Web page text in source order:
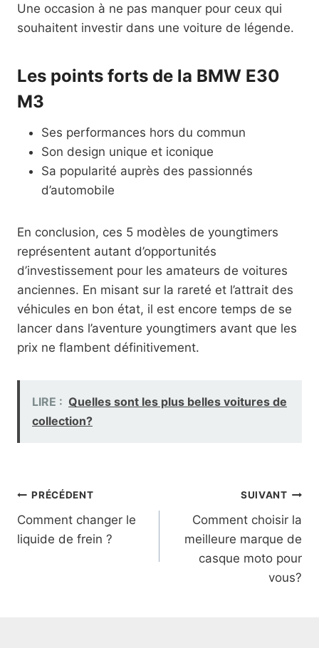
Une occasion à ne pas manquer pour ceux qui
souhaitent investir dans une voiture de légende.
Les points forts de la BMW E30
M3
Ses performances hors du commun
Son design unique et iconique
Sa popularité auprès des passionnés
d’automobile
En conclusion, ces 5 modèles de youngtimers
représentent autant d’opportunités
d’investissement pour les amateurs de voitures
anciennes. En misant sur la rareté et l’attrait des
véhicules en bon état, il est encore temps de se
lancer dans l’aventure youngtimers avant que les
prix ne flambent définitivement.
LIRE : Quelles sont les plus belles voitures de
collection?
Navigation
de
PRÉCÉDENT
Comment changer le
liquide de frein ?
SUIVANT
Comment choisir la
meilleure marque de
casque moto pour
vous?